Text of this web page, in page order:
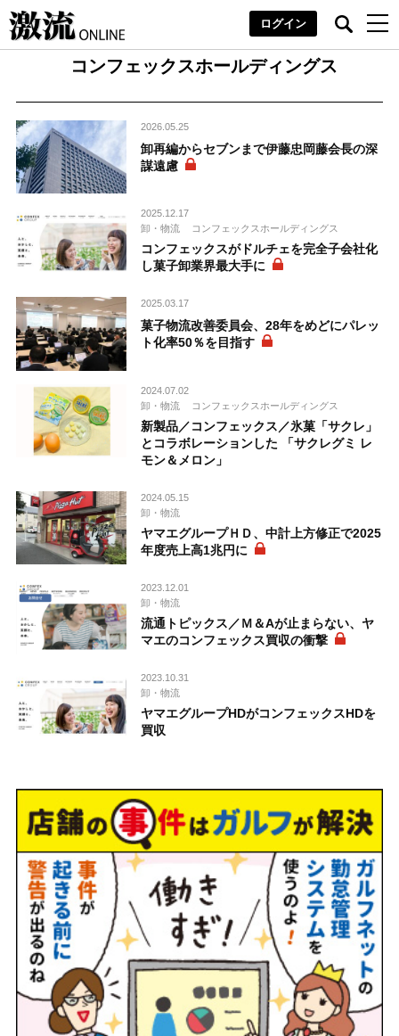
ログイン
コンフェックスホールディングス
2026.05.25
卸再編からセブンまで伊藤忠岡藤会長の深
謀遠慮
2025.12.17
卸・物流
コンフェックスホールディングス
コンフェックスがドルチェを完全子会社化
し菓子卸業界最大手に
2025.03.17
菓子物流改善委員会、28年をめどにパレッ
ト化率50％を目指す
2024.07.02
卸・物流
コンフェックスホールディングス
新製品／コンフェックス／氷菓「サクレ」
とコラボレーションした 「サクレグミ レ
モン＆メロン」
2024.05.15
卸・物流
ヤマエグループＨＤ、中計上方修正で2025
年度売上高1兆円に
2023.12.01
卸・物流
流通トピックス／Ｍ＆Aが止まらない、ヤ
マエのコンフェックス買収の衝撃
2023.10.31
卸・物流
ヤマエグループHDがコンフェックスHDを
買収